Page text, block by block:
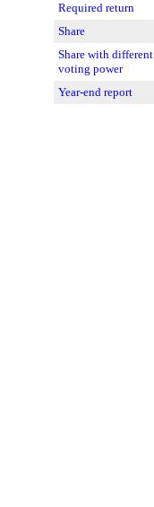
Required return
Share
Share with different
voting power
Year-end report